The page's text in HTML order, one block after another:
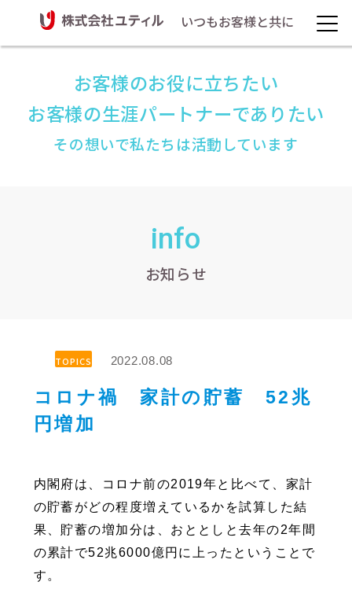
いつもお客様と共に
お客様のお役に立ちたい
お客様の生涯パートナーでありたい
その想いで私たちは活動しています
info
お知らせ
TOPICS 2022.08.08
コロナ禍 家計の貯蓄 52兆
円増加
内閣府は、コロナ前の2019年と比べて、家計
の貯蓄がどの程度増えているかを試算した結
果、貯蓄の増加分は、おととしと去年の2年間
の累計で52兆6000億円に上ったということで
す。